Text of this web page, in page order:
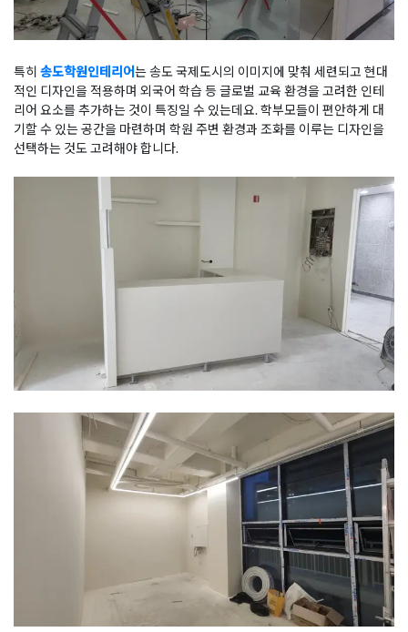
특히 송도학원인테리어는 송도 국제도시의 이미지에 맞춰 세련되고 현대
적인 디자인을 적용하며 외국어 학습 등 글로벌 교육 환경을 고려한 인테
리어 요소를 추가하는 것이 특징일 수 있는데요. 학부모들이 편안하게 대
기할 수 있는 공간을 마련하며 학원 주변 환경과 조화를 이루는 디자인을
선택하는 것도 고려해야 합니다.